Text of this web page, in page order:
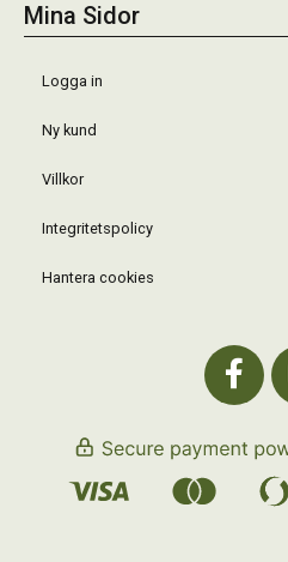
Mina Sidor
Logga in
Ny kund
Villkor
Integritetspolicy
Hantera cookies